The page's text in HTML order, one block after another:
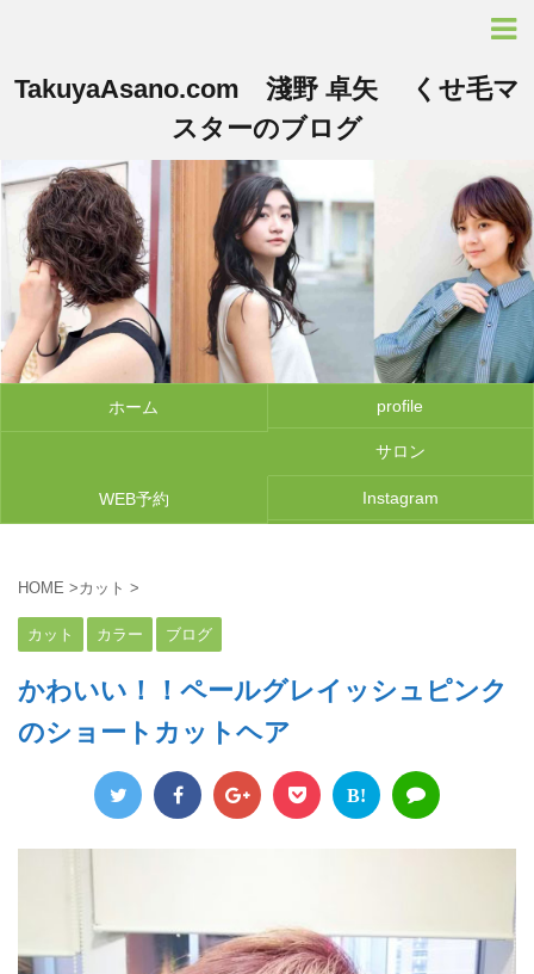
TakuyaAsano.com 淺野 卓矢 くせ毛マ
スターのブログ
ホーム profile
サロン
WEB予約 Instagram
HOME > カット >
カット カラー ブログ
かわいい！！ペールグレイッシュピンク
のショートカットヘア
B!